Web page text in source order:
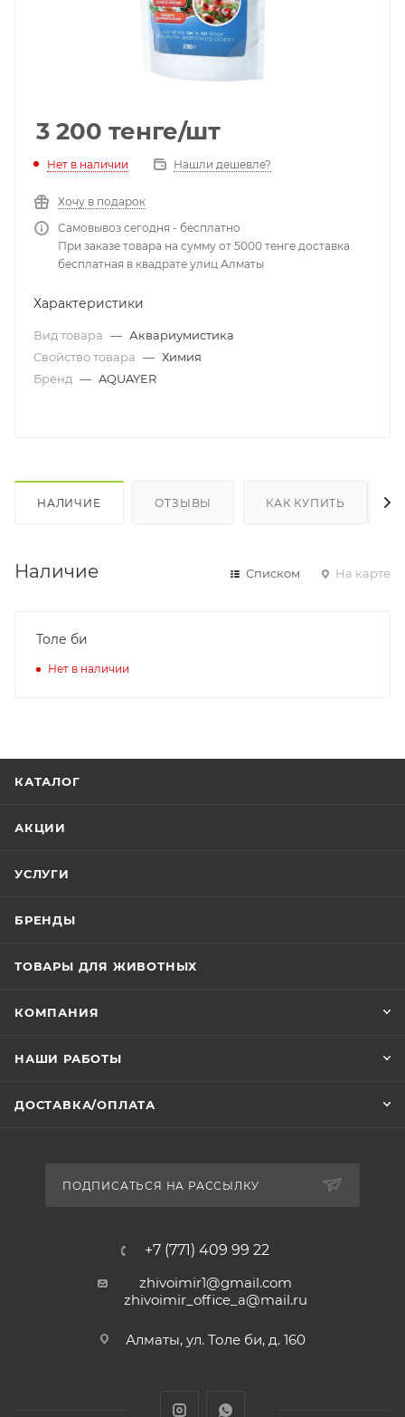
3 200 тенге/шт
Нет в наличии Нашли дешевле?
Хочу в подарок
Самовывоз сегодня - бесплатно
При заказе товара на сумму от 5000 тенге доставка
бесплатная в квадрате улиц Алматы
Характеристики
Вид товара — Аквариумистика
Свойство товара — Химия
Бренд — AQUAYER
НАЛИЧИЕ ОТЗЫВЫ КАК КУПИТЬ
Наличие Списком На карте
Толе би
Нет в наличии
КАТАЛОГ
АКЦИИ
УСЛУГИ
БРЕНДЫ
ТОВАРЫ ДЛЯ ЖИВОТНЫХ
КОМПАНИЯ
НАШИ РАБОТЫ
ДОСТАВКА/ОПЛАТА
ПОДПИСАТЬСЯ НА РАССЫЛКУ
+7 (771) 409 99 22
zhivoimir1@gmail.com
zhivoimir_office_a@mail.ru
Алматы, ул. Толе би, д. 160